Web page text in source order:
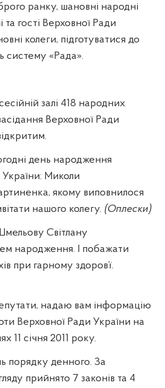
ранку, шановні народні
гості Верховної Ради
колеги, підготуватися до
систему «Рада».
залі 418 народних
Верховної Ради
день народження
України: Миколи
якому виповнилося
нашого колегу. (Оплески)
Світлану
народження. І побажати
при гарному здоров’ї.
надаю вам інформацію
Верховної Ради України на
11 січня 2011 року.
порядку денного. За
прийнято 7 законів та 4